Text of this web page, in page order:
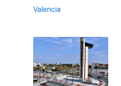
Valencia